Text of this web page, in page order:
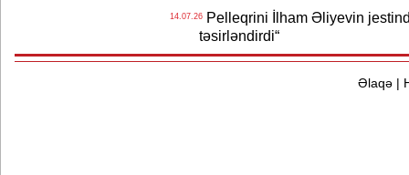
14.07.26Pelleqrini İlham Əliyevin
təsirləndirdi“
Əlaqə|